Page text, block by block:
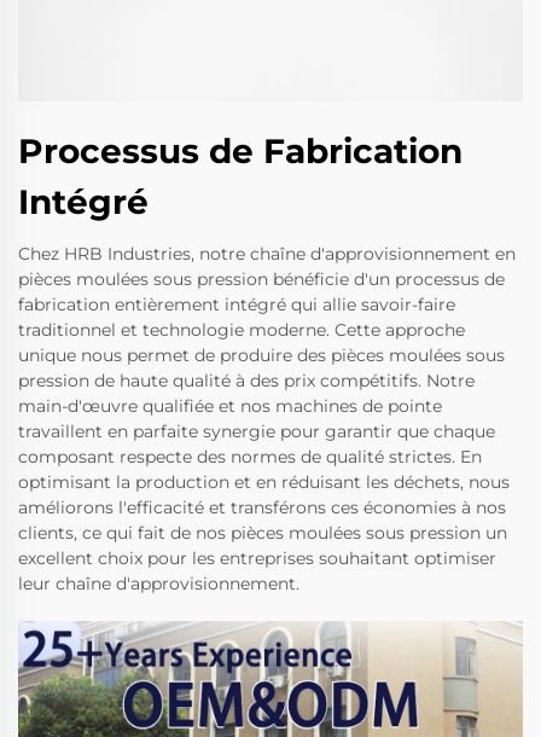
Processus de Fabrication
Intégré
Chez HRB Industries, notre chaîne d'approvisionnement en
pièces moulées sous pression bénéficie d'un processus de
fabrication entièrement intégré qui allie savoir-faire
traditionnel et technologie moderne. Cette approche
unique nous permet de produire des pièces moulées sous
pression de haute qualité à des prix compétitifs. Notre
main-d'œuvre qualifiée et nos machines de pointe
travaillent en parfaite synergie pour garantir que chaque
composant respecte des normes de qualité strictes. En
optimisant la production et en réduisant les déchets, nous
améliorons l'efficacité et transférons ces économies à nos
clients, ce qui fait de nos pièces moulées sous pression un
excellent choix pour les entreprises souhaitant optimiser
leur chaîne d'approvisionnement.